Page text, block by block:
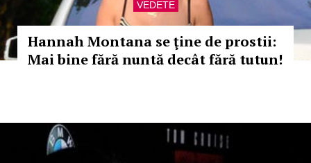
VEDETE
Hannah Montana se ţine de prostii:
Mai bine fără nuntă decât fără tutun!